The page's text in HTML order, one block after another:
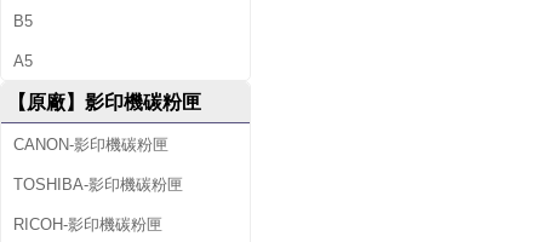
B5
A5
【原廠】影印機碳粉匣
CANON-影印機碳粉匣
TOSHIBA-影印機碳粉匣
RICOH-影印機碳粉匣